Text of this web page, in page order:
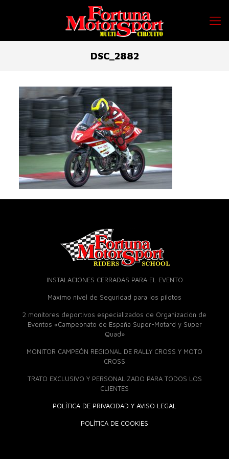
DSC_2882
INSTALACIONES CERRADAS PARA EL EVENTO
Máximo nivel de Seguridad para los pilotos
2 monitores deportivos especializados de Organización de
Eventos «Campeonato de España Super-Motard y Super
Quad»
MONITOR CAMPEÓN REGIONAL DE RALLY CROSS Y MOTO
CROSS
TRATO EXCLUSIVO Y PERSONALIZADO PARA TODOS LOS
CLIENTES
POLÍTICA DE PRIVACIDAD Y AVISO LEGAL
POLÍTICA DE COOKIES